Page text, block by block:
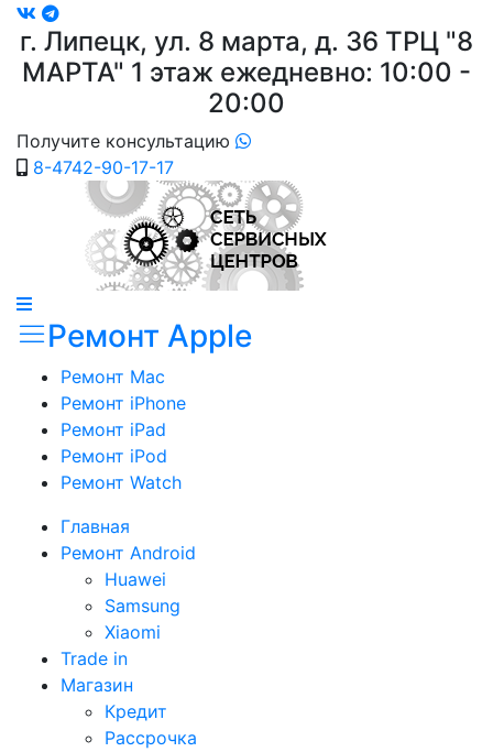
г. Липецк, ул. 8 марта, д. 36 ТРЦ "8
МАРТА" 1 этаж ежедневно: 10:00 -
20:00
Получите консультацию
8-4742-90-17-17
Ремонт Apple
Ремонт Mac
Ремонт iPhone
Ремонт iPad
Ремонт iPod
Ремонт Watch
Главная
Ремонт Android
Huawei
Samsung
Xiaomi
Trade in
Магазин
Кредит
Рассрочка